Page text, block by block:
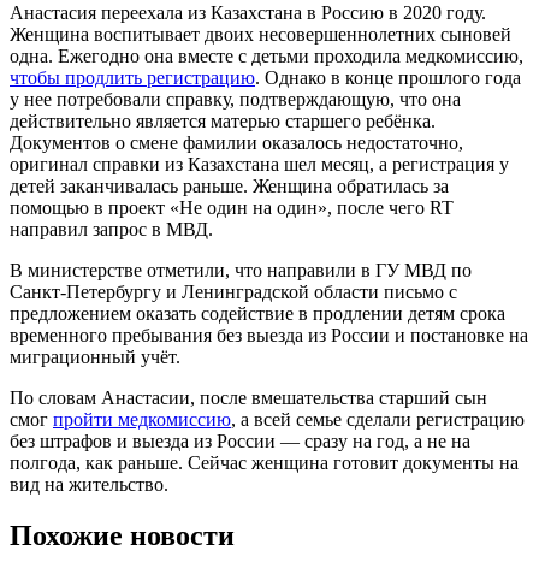
Анастасия переехала из Казахстана в Россию в 2020 году.
Женщина воспитывает двоих несовершеннолетних сыновей
одна. Ежегодно она вместе с детьми проходила медкомиссию,
чтобы продлить регистрацию. Однако в конце прошлого года
у нее потребовали справку, подтверждающую, что она
действительно является матерью старшего ребёнка.
Документов о смене фамилии оказалось недостаточно,
оригинал справки из Казахстана шел месяц, а регистрация у
детей заканчивалась раньше. Женщина обратилась за
помощью в проект «Не один на один», после чего RT
направил запрос в МВД.
В министерстве отметили, что направили в ГУ МВД по
Санкт-Петербургу и Ленинградской области письмо с
предложением оказать содействие в продлении детям срока
временного пребывания без выезда из России и постановке на
миграционный учёт.
По словам Анастасии, после вмешательства старший сын
смог пройти медкомиссию, а всей семье сделали регистрацию
без штрафов и выезда из России — сразу на год, а не на
полгода, как раньше. Сейчас женщина готовит документы на
вид на жительство.
Похожие новости